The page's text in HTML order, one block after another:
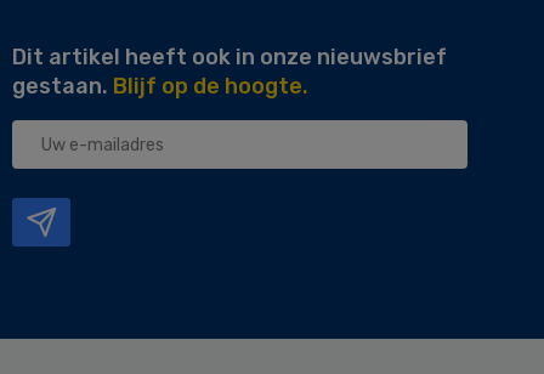
Dit artikel heeft ook in onze nieuwsbrief
gestaan. Blijf op de hoogte.
Uw